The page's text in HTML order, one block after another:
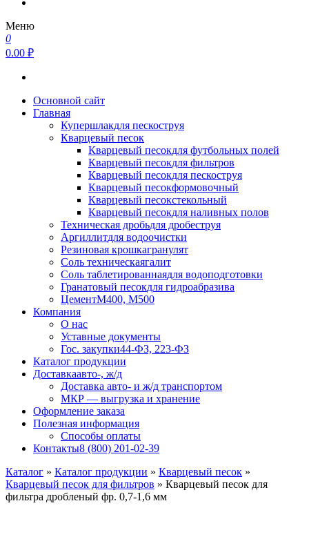
Меню
0
0.00 ₽
Основной сайт
Главная
Купершлакдля пескоструя
Кварцевый песок
Кварцевый песокдля футбольных полей
Кварцевый песокдля фильтров
Кварцевый песокдля пескоструя
Кварцевый песокформовочный
Кварцевый песокстекольный
Кварцевый песокдля наливных полов
Техническая дробьдля дробеструя
Аргиллитдля водоочистки
Резиновая крошкагранулят
Соль техническаягалит
Соль таблетированнаядля водоподготовки
Гранатовый песокдля гидроабразива
ЦементМ400, М500
Компания
О нас
Уставные документы
Гос. закупки44-ФЗ, 223-ФЗ
Каталог продукции
Доставкаавто-, ж/д
Доставка авто- и ж/д транспортом
МКР — выгрузка и хранение
Оформление заказа
Полезная информация
Способы оплаты
Контакты8 (800) 201-02-39
Каталог » Каталог продукции » Кварцевый песок »
Кварцевый песок для фильтров » Кварцевый песок для
фильтра дробленый фр. 0,7-1,6 мм